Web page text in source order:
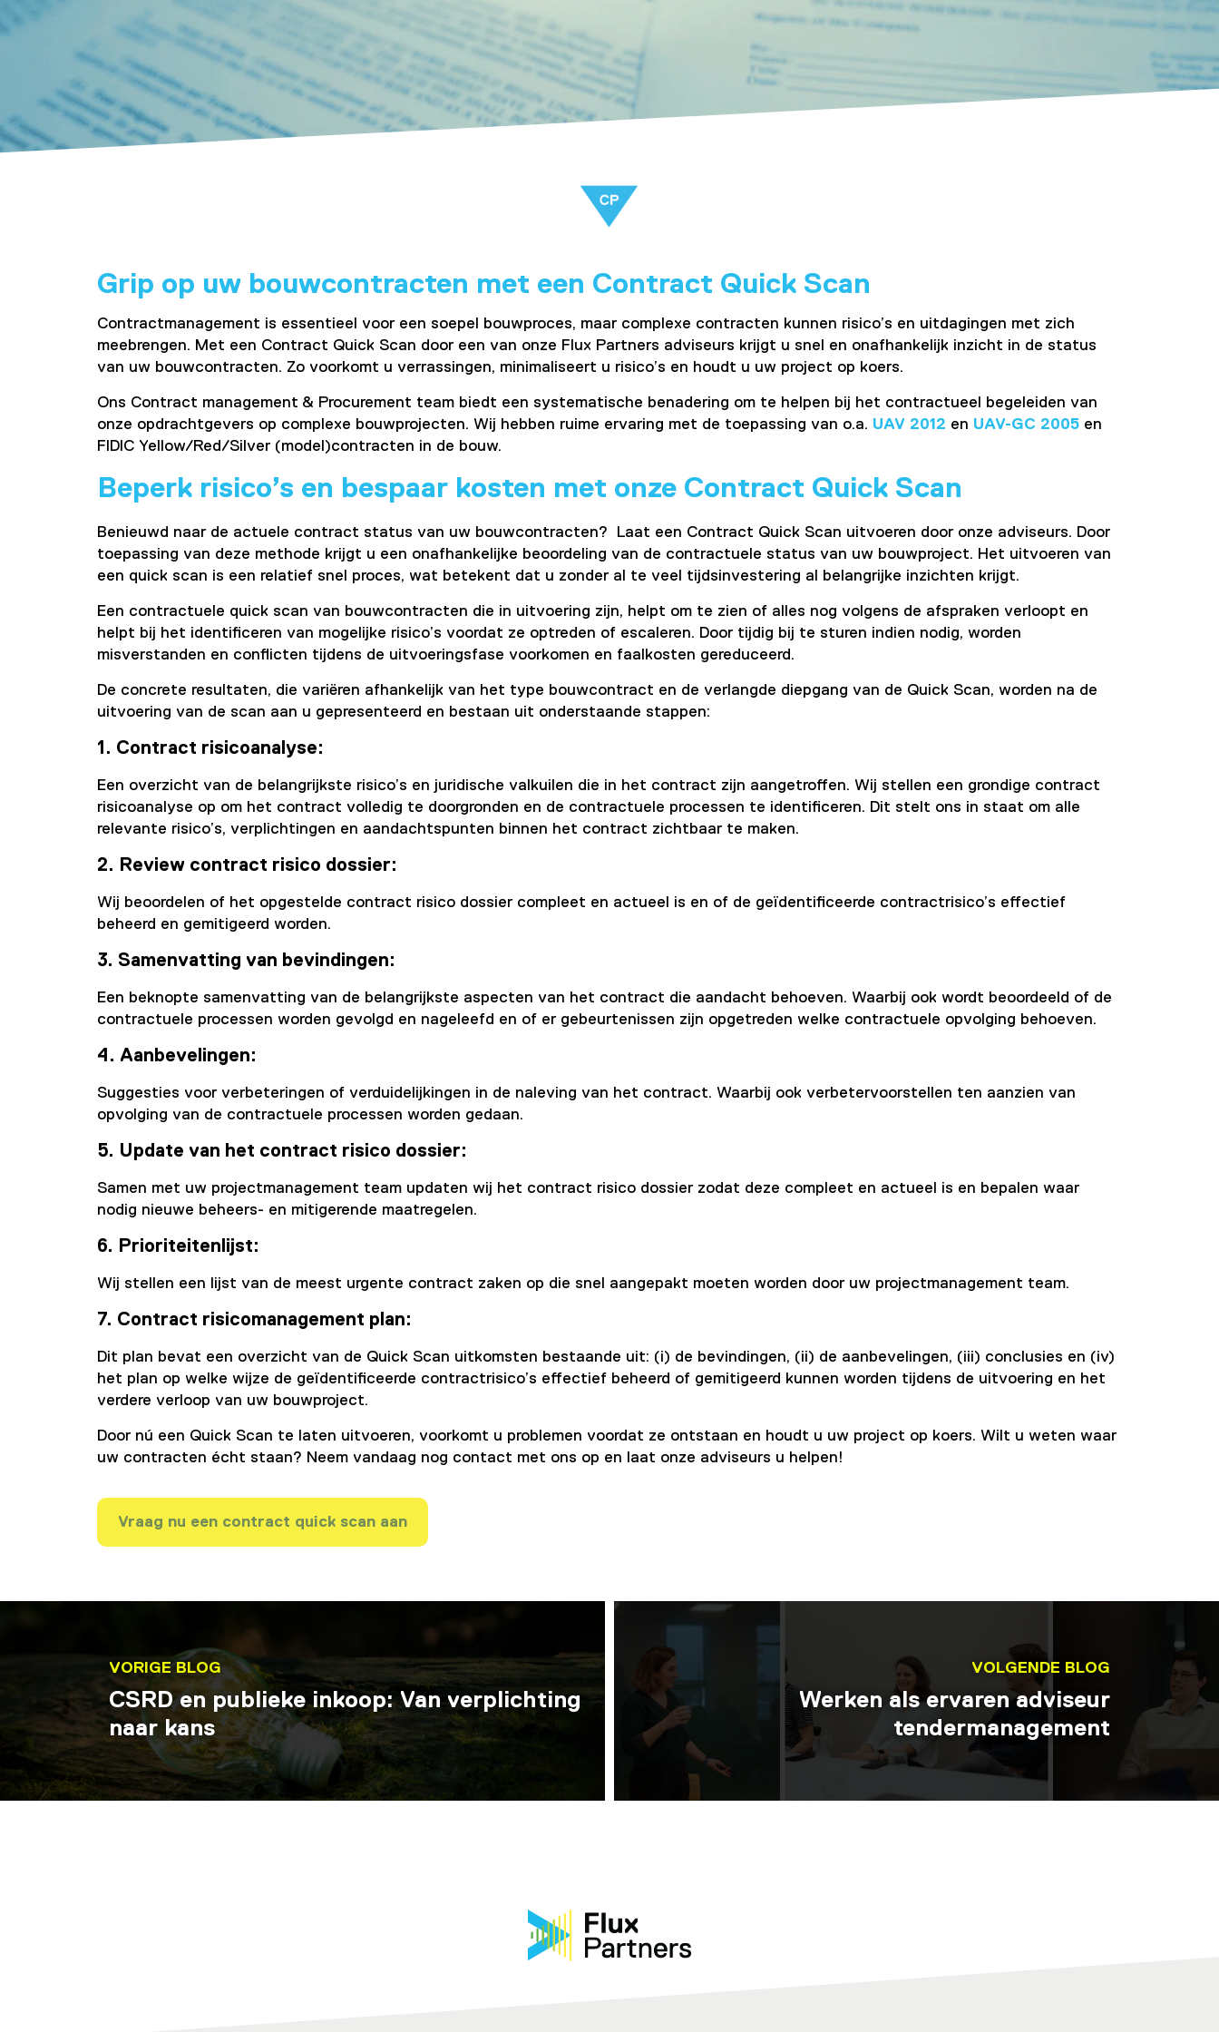
Grip op uw bouwcontracten met een Contract Quick Scan
Contractmanagement is essentieel voor een soepel bouwproces, maar complexe contracten kunnen risico’s en uitdagingen met zich
meebrengen. Met een Contract Quick Scan door een van onze Flux Partners adviseurs krijgt u snel en onafhankelijk inzicht in de status
van uw bouwcontracten. Zo voorkomt u verrassingen, minimaliseert u risico’s en houdt u uw project op koers.
Ons Contract management & Procurement team biedt een systematische benadering om te helpen bij het contractueel begeleiden van
onze opdrachtgevers op complexe bouwprojecten. Wij hebben ruime ervaring met de toepassing van o.a. UAV 2012 en UAV-GC 2005 en
FIDIC Yellow/Red/Silver (model)contracten in de bouw.
Beperk risico’s en bespaar kosten met onze Contract Quick Scan
Benieuwd naar de actuele contract status van uw bouwcontracten? Laat een Contract Quick Scan uitvoeren door onze adviseurs. Door
toepassing van deze methode krijgt u een onafhankelijke beoordeling van de contractuele status van uw bouwproject. Het uitvoeren van
een quick scan is een relatief snel proces, wat betekent dat u zonder al te veel tijdsinvestering al belangrijke inzichten krijgt.
Een contractuele quick scan van bouwcontracten die in uitvoering zijn, helpt om te zien of alles nog volgens de afspraken verloopt en
helpt bij het identificeren van mogelijke risico’s voordat ze optreden of escaleren. Door tijdig bij te sturen indien nodig, worden
misverstanden en conflicten tijdens de uitvoeringsfase voorkomen en faalkosten gereduceerd.
De concrete resultaten, die variëren afhankelijk van het type bouwcontract en de verlangde diepgang van de Quick Scan, worden na de
uitvoering van de scan aan u gepresenteerd en bestaan uit onderstaande stappen:
1. Contract risicoanalyse:
Een overzicht van de belangrijkste risico’s en juridische valkuilen die in het contract zijn aangetroffen. Wij stellen een grondige contract
risicoanalyse op om het contract volledig te doorgronden en de contractuele processen te identificeren. Dit stelt ons in staat om alle
relevante risico’s, verplichtingen en aandachtspunten binnen het contract zichtbaar te maken.
2. Review contract risico dossier:
Wij beoordelen of het opgestelde contract risico dossier compleet en actueel is en of de geïdentificeerde contractrisico’s effectief
beheerd en gemitigeerd worden.
3. Samenvatting van bevindingen:
Een beknopte samenvatting van de belangrijkste aspecten van het contract die aandacht behoeven. Waarbij ook wordt beoordeeld of de
contractuele processen worden gevolgd en nageleefd en of er gebeurtenissen zijn opgetreden welke contractuele opvolging behoeven.
4. Aanbevelingen:
Suggesties voor verbeteringen of verduidelijkingen in de naleving van het contract. Waarbij ook verbetervoorstellen ten aanzien van
opvolging van de contractuele processen worden gedaan.
5. Update van het contract risico dossier:
Samen met uw projectmanagement team updaten wij het contract risico dossier zodat deze compleet en actueel is en bepalen waar
nodig nieuwe beheers- en mitigerende maatregelen.
6. Prioriteitenlijst:
Wij stellen een lijst van de meest urgente contract zaken op die snel aangepakt moeten worden door uw projectmanagement team.
7. Contract risicomanagement plan:
Dit plan bevat een overzicht van de Quick Scan uitkomsten bestaande uit: (i) de bevindingen, (ii) de aanbevelingen, (iii) conclusies en (iv)
het plan op welke wijze de geïdentificeerde contractrisico’s effectief beheerd of gemitigeerd kunnen worden tijdens de uitvoering en het
verdere verloop van uw bouwproject.
Door nú een Quick Scan te laten uitvoeren, voorkomt u problemen voordat ze ontstaan en houdt u uw project op koers. Wilt u weten waar
uw contracten écht staan? Neem vandaag nog contact met ons op en laat onze adviseurs u helpen!
Vraag nu een contract quick scan aan
VORIGE BLOG
CSRD en publieke inkoop: Van verplichting
naar kans
VOLGENDE BLOG
Werken als ervaren adviseur
tendermanagement